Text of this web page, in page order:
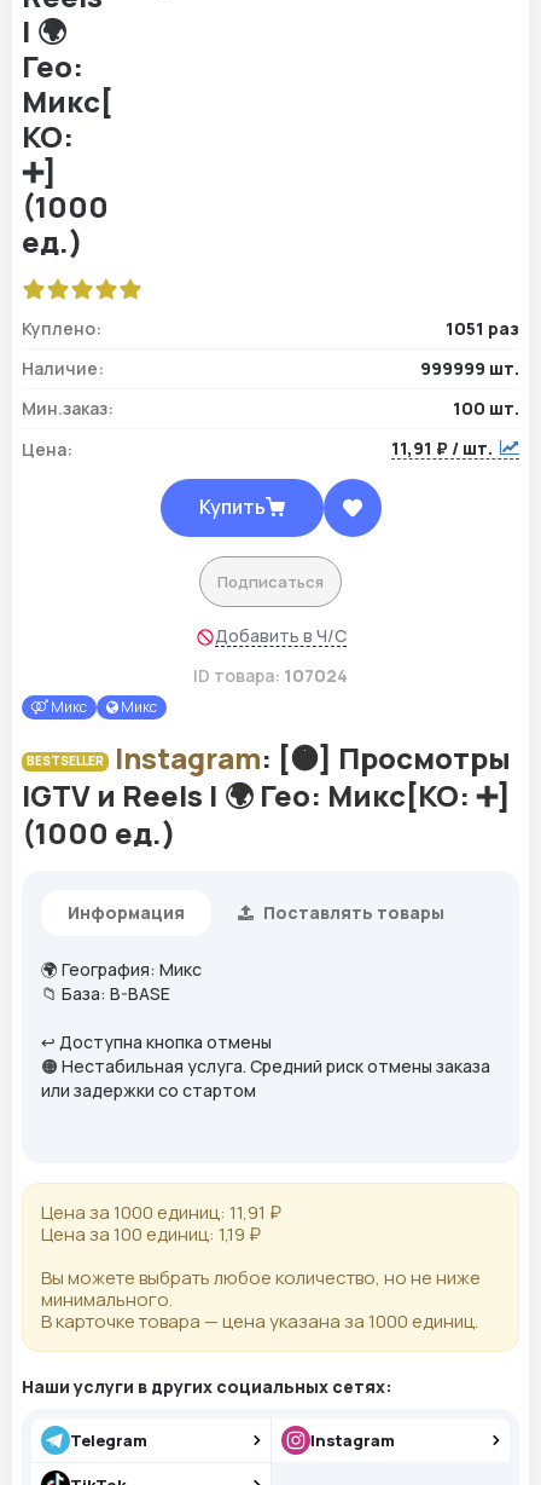
Куплено:
1051 раз
Наличие:
999999 шт.
Мин.заказ:
100 шт.
Цена:
11,91 ₽ / шт.
Купить
Подписаться
Добавить в Ч/С
ID товара: 107024
Микс Микс
BESTSELLER Instagram: [🟠] Просмотры
IGTV и Reels | 🌍 Гео: Микс[КО: ➕]
(1000 ед.)
Информация Поставлять товары
🌍 География: Микс
📁 База: B-BASE
↩️ Доступна кнопка отмены
🟠 Нестабильная услуга. Средний риск отмены заказа
или задержки со стартом
Цена за 1000 единиц: 11,91 ₽
Цена за 100 единиц: 1,19 ₽
Вы можете выбрать любое количество, но не ниже
минимального.
В карточке товара — цена указана за 1000 единиц.
Наши услуги в других социальных сетях:
Telegram Instagram